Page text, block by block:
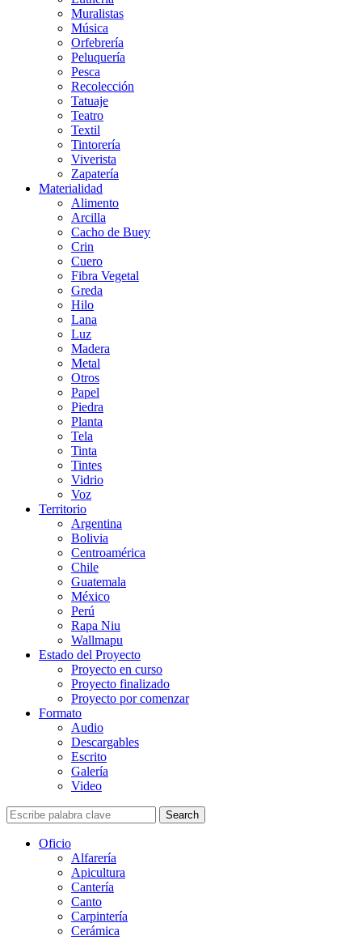
Muralistas
Música
Orfebrería
Peluquería
Pesca
Recolección
Tatuaje
Teatro
Textil
Tintorería
Viverista
Zapatería
Materialidad
Alimento
Arcilla
Cacho de Buey
Crin
Cuero
Fibra Vegetal
Greda
Hilo
Lana
Luz
Madera
Metal
Otros
Papel
Piedra
Planta
Tela
Tinta
Tintes
Vidrio
Voz
Territorio
Argentina
Bolivia
Centroamérica
Chile
Guatemala
México
Perú
Rapa Niu
Wallmapu
Estado del Proyecto
Proyecto en curso
Proyecto finalizado
Proyecto por comenzar
Formato
Audio
Descargables
Escrito
Galería
Video
Search
Oficio
Alfarería
Apicultura
Cantería
Canto
Carpintería
Cerámica